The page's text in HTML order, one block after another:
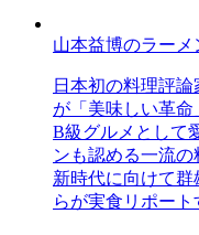
山本益博のラーメ
日本初の料理評
が「美味しい革命
B級グルメとして
ンも認める一流の
新時代に向けて
らが実食リポート